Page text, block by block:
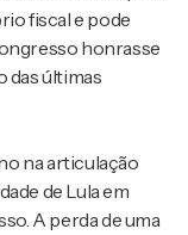
fiscal e pode
honrasse
das últimas
na articulação
de Lula em
A perda de uma